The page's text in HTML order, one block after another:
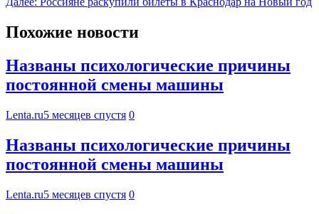
Похожие новости
Названы психологические причины
постоянной смены машины
Lenta.ru5 месяцев спустя 0
Названы психологические причины
постоянной смены машины
Lenta.ru5 месяцев спустя 0